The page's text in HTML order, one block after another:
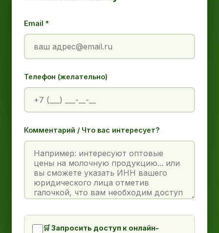
Email *
Телефон (желательно)
Комментарий / Что вас интересует?
🛒 Запросить доступ к онлайн-